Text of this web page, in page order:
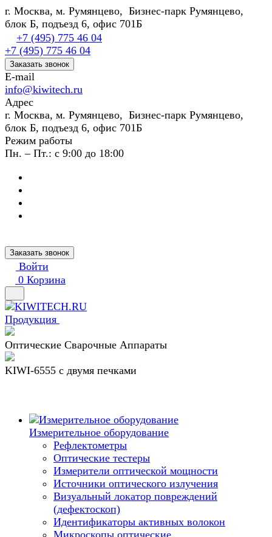
г. Москва, м. Румянцево, Бизнес-парк Румянцево,
блок Б, подъезд 6, офис 701Б
+7 (495) 775 46 04
+7 (495) 775 46 04
Заказать звонок
E-mail
info@kiwitech.ru
Адрес
г. Москва, м. Румянцево, Бизнес-парк Румянцево,
блок Б, подъезд 6, офис 701Б
Режим работы
Пн. – Пт.: с 9:00 до 18:00
Заказать звонок
Войти
0 Корзина
Продукция
Оптические Сварочные Аппараты
KIWI-6555 c двумя печками
Измерительное оборудование
Рефлектометры
Оптические тестеры
Измерители оптической мощности
Источники оптического излучения
Визуальный локатор повреждений
(дефектоскоп)
Идентификаторы активных волокон
Микроскопы оптические